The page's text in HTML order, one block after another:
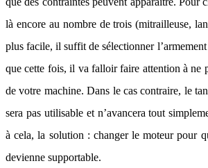
là encore au nombre de trois (mitrailleuse,
plus facile, il suffit de sélectionner
que cette fois, il va falloir faire attention à ne
de votre machine. Dans le cas contraire, le
sera pas utilisable et n’avancera tout
à cela, la solution : changer le moteur pour
devienne supportable.